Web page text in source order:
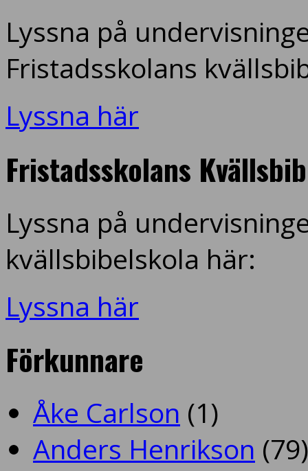
Lyssna på
Fristadsskolans
Lyssna här
Fristadsskolans
Lyssna på
kvällsbibelskola här:
Lyssna här
Förkunnare
Åke Carlson (1)
Anders Henrikson (79)